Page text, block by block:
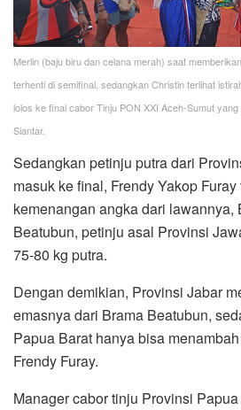
Merlin (baju biru dan celana merah) saat
terhenti di semifinal, sedangkan Christin terlihat
lolos ke final cabor Tinju PON XXI Aceh-Sumut
Siantar.
Sedangkan petinju putra dari
masuk ke final, Frendy Yakop
kemenangan angka dari lawannya,
Beatubun, petinju asal Provinsi
75-80 kg putra.
Dengan demikian, Provinsi Jabar
emasnya dari Brama Beatubun,
Papua Barat hanya bisa
Frendy Furay.
Manager cabor tinju Provinsi